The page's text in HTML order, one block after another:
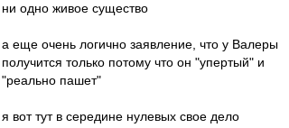
ни одно живое существо
а еще очень логично заявление, что у Валеры
получится только потому что он "упертый" и
"реально пашет"
я вот тут в середине нулевых свое дело